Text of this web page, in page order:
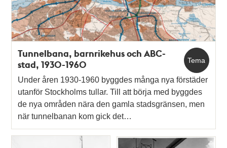
Tema
Tunnelbana, barnrikehus och ABC-
stad, 1930-1960
Under åren 1930-1960 byggdes många nya förstäder
utanför Stockholms tullar. Till att börja med byggdes
de nya områden nära den gamla stadsgränsen, men
när tunnelbanan kom gick det…